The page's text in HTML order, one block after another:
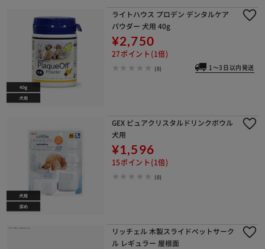
ライトハウス プロデン デンタルケア
パウダー 犬用 40g
¥2,750
27ポイント(1倍)
(0) 1～3日以内発送
GEX ピュアクリスタルドリンクボウル
犬用
¥1,596
15ポイント(1倍)
(0)
リッチェル 木製スライドペットサーク
ル レギュラー 屋根面